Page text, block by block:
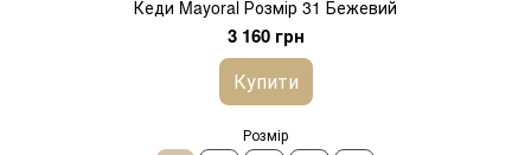
Кеди Mayoral Розмір 31 Бежевий
3 160 грн
Купити
Розмір